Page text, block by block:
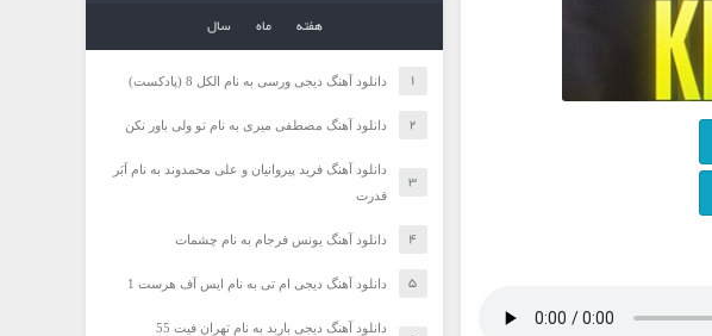
هفته ماه سال
دانلود آهنگ دیجی ورسی به نام الکل 8 (پادکست)
دانلود آهنگ مصطفی میری به نام تو ولی باور نکن
دانلود آهنگ فرید پیروانیان و علی محمدوند به نام اَبَر
قدرت
دانلود آهنگ یونس فرجام به نام چشمات
دانلود آهنگ دیجی ام تی به نام ایس آف هرست 1
دانلود آهنگ دیجی باربد به نام تهران فیت 55